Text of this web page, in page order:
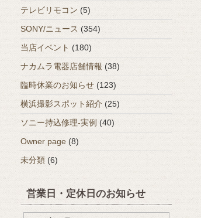
テレビリモコン (5)
SONY/ニュース (354)
当店イベント (180)
ナカムラ電器店舗情報 (38)
臨時休業のお知らせ (123)
横浜撮影スポット紹介 (25)
ソニー持込修理-実例 (40)
Owner page (8)
未分類 (6)
営業日・定休日のお知らせ